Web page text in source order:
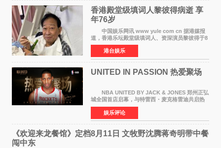
香港殿堂级填词人黎彼得病逝 享
年76岁​
中国娱乐网讯 www yule com cn 据港媒报
道，香港乐坛殿堂级填词人、资深演员黎彼得于8
月5日上午因病离世，终年76岁。好友钟志光透
露，黎彼得今年3月中风后便卧床休养，身体机能
持续衰退，最
港台娱乐
UNITED IN PASSION 热爱聚场
NBA UNITED BY JACK & JONES 郑州正弘
城全国首店启幕，与特雷西・麦克格雷迪共启热
爱 2026 年7 月21 日，
NBAUNITEDBYJACK&JONES 全国首店，于郑
州正弘城正式启幕。NBA 传奇球星
娱乐评论
《欢迎来龙餐馆》定档8月11日 文牧野沈腾蒋奇明带中餐
闯中东